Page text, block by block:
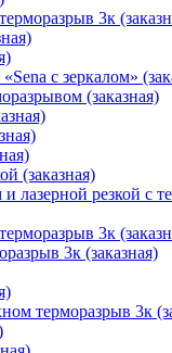
3к
с зеркалом»
(заказная)
(заказная)
лазерной резкой с
3к
3к (заказная)
терморазрыв 3к